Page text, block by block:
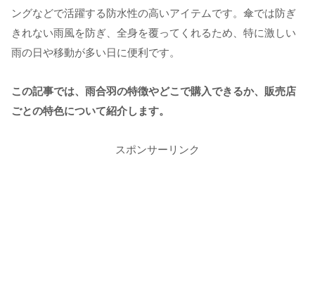
ングなどで活躍する防水性の高いアイテムです。傘では防ぎ
きれない雨風を防ぎ、全身を覆ってくれるため、特に激しい
雨の日や移動が多い日に便利です。
この記事では、雨合羽の特徴やどこで購入できるか、販売店
ごとの特色について紹介します。
スポンサーリンク